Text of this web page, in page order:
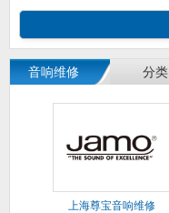
音响维修 分类
上海尊宝音响维修